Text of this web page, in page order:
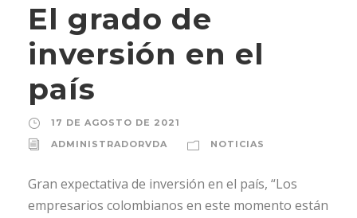
El grado de
inversión en el
país
17 DE AGOSTO DE 2021
ADMINISTRADORVDA
NOTICIAS
Gran expectativa de inversión en el país, “Los
empresarios colombianos en este momento están